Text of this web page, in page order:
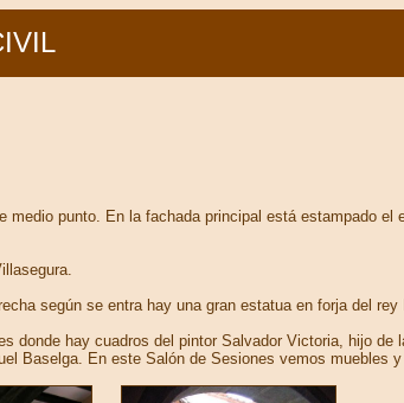
punto. En la fachada principal está estampado el
según se entra hay una gran estatua en forja del rey
donde hay cuadros del pintor Salvador Victoria, hijo de
Baselga. En este Salón de Sesiones vemos muebles